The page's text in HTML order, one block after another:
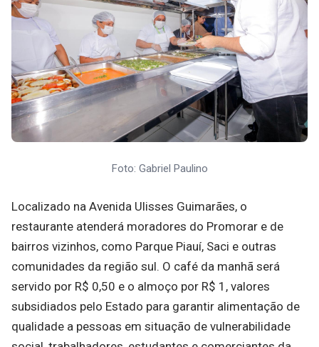
Foto: Gabriel Paulino
Localizado na Avenida Ulisses Guimarães, o
restaurante atenderá moradores do Promorar e de
bairros vizinhos, como Parque Piauí, Saci e outras
comunidades da região sul. O café da manhã será
servido por R$ 0,50 e o almoço por R$ 1, valores
subsidiados pelo Estado para garantir alimentação de
qualidade a pessoas em situação de vulnerabilidade